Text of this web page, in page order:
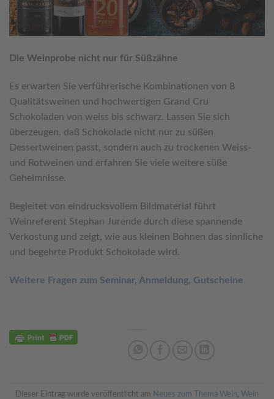
Die Weinprobe nicht nur für Süßzähne
Es erwarten Sie verführerische Kombinationen von 8
Qualitätsweinen und hochwertigen Grand Cru
Schokoladen von weiss bis schwarz. Lassen Sie sich
überzeugen, daß Schokolade nicht nur zu süßen
Dessertweinen passt, sondern auch zu trockenen Weiss-
und Rotweinen und erfahren Sie viele weitere süße
Geheimnisse.
Begleitet von eindrucksvollem Bildmaterial führt
Weinreferent Stephan Jurende durch diese spannende
Verkostung und zeigt, wie aus kleinen Bohnen das sinnliche
und begehrte Produkt Schokolade wird.
Weitere Fragen zum Seminar, Anmeldung, Gutscheine
Dieser Eintrag wurde veröffentlicht am Neues zum Thema Wein, Wein